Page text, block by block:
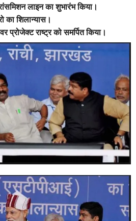
लाइन का शुभारंभ किया।
का शिलान्यास।
प्रोजेक्ट राष्ट्र को समर्पित किया।